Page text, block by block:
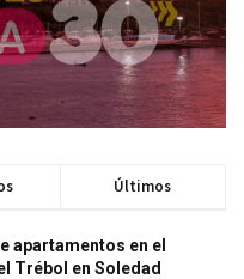
Últimos
apartamentos en el
Trébol en Soledad